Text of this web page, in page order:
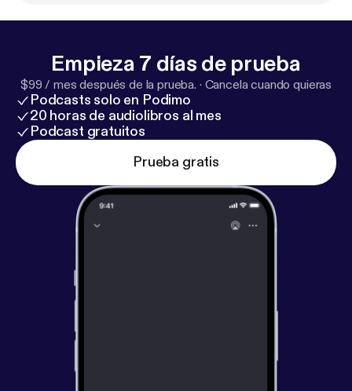
Empieza 7 días de prueba
$99 / mes después de la prueba. · Cancela cuando quieras
Podcasts solo en Podimo
20 horas de audiolibros al mes
Podcast gratuitos
Prueba gratis